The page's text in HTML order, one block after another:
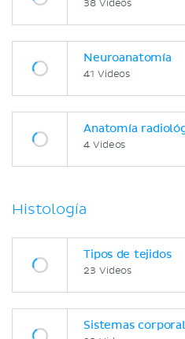
38 Videos
Neuroanatomía
41 Videos
Anatomía
4 Videos
Histología
Tipos de tejidos
23 Videos
Sistemas